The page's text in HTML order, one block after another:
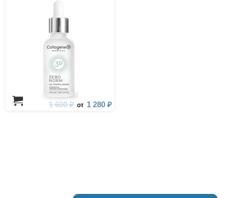
1 600 ₽ от 1 280 ₽